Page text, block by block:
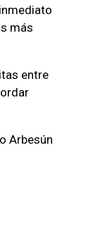
más
entre
Arbesún